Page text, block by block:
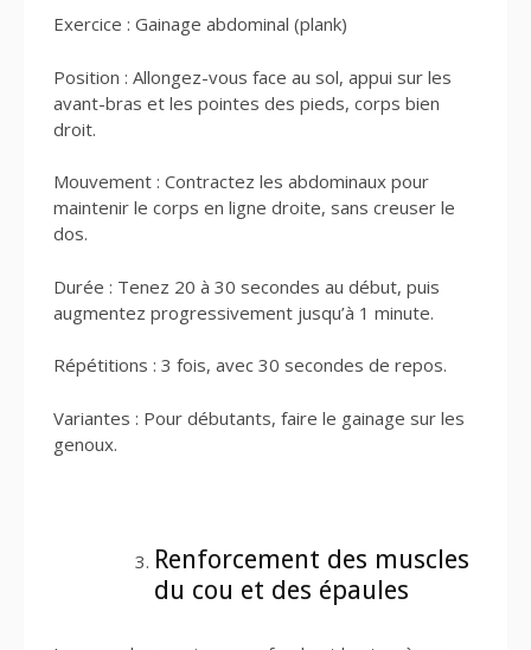
Exercice : Gainage abdominal (plank)
Position : Allongez-vous face au sol, appui sur les
avant-bras et les pointes des pieds, corps bien
droit.
Mouvement : Contractez les abdominaux pour
maintenir le corps en ligne droite, sans creuser le
dos.
Durée : Tenez 20 à 30 secondes au début, puis
augmentez progressivement jusqu’à 1 minute.
Répétitions : 3 fois, avec 30 secondes de repos.
Variantes : Pour débutants, faire le gainage sur les
genoux.
Renforcement des muscles
du cou et des épaules